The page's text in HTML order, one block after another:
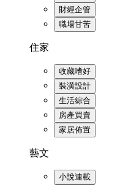
財經企管
職場甘苦
住家
收藏嗜好
裝潢設計
生活綜合
房產買賣
家居佈置
藝文
小說連載